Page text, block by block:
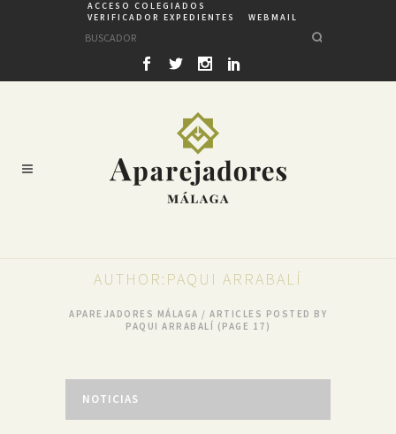
ACCESO COLEGIADOS
VERIFICADOR EXPEDIENTES
WEBMAIL
AUTHOR:PAQUI ARRABALÍ
APAREJADORES MÁLAGA / ARTICLES POSTED BY
PAQUI ARRABALÍ (PAGE 17)
NOTICIAS